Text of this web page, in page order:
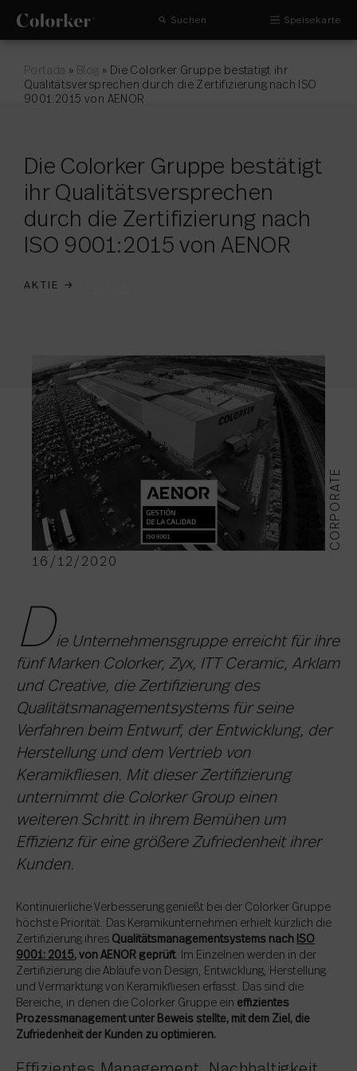
Suchen Speisekarte
Portada » Blog » Die Colorker Gruppe bestätigt ihr
Qualitätsversprechen durch die Zertifizierung nach ISO
9001:2015 von AENOR
Die Colorker Gruppe bestätigt
ihr Qualitätsversprechen
durch die Zertifizierung nach
ISO 9001:2015 von AENOR
AKTIE →
CORPORATE
16/12/2020
Die Unternehmensgruppe erreicht für ihre
fünf Marken Colorker, Zyx, ITT Ceramic, Arklam
und Creative, die Zertifizierung des
Qualitätsmanagementsystems für seine
Verfahren beim Entwurf, der Entwicklung, der
Herstellung und dem Vertrieb von
Keramikfliesen. Mit dieser Zertifizierung
unternimmt die Colorker Group einen
weiteren Schritt in ihrem Bemühen um
Effizienz für eine größere Zufriedenheit ihrer
Kunden.
Kontinuierliche Verbesserung genießt bei der Colorker Gruppe
höchste Priorität. Das Keramikunternehmen erhielt kürzlich die
Zertifizierung ihres Qualitätsmanagementsystems nach ISO
9001: 2015, von AENOR geprüft. Im Einzelnen werden in der
Zertifizierung die Abläufe von Design, Entwicklung, Herstellung
und Vermarktung von Keramikfliesen erfasst. Das sind die
Bereiche, in denen die Colorker Gruppe ein effizientes
Prozessmanagement unter Beweis stellte, mit dem Ziel, die
Zufriedenheit der Kunden zu optimieren.